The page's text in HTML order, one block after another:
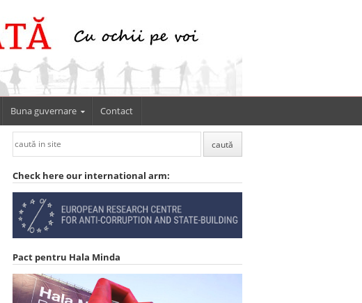
Buna guvernare Contact
Check here our international arm:
Pact pentru Hala Minda